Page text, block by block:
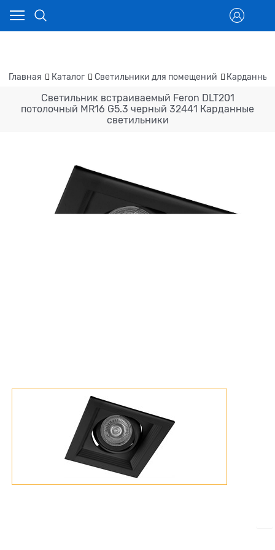
Главная Каталог Светильники для помещений
Светильник встраиваемый Feron DLT201
потолочный MR16 G5.3 черный 32441 Карданные
светильники